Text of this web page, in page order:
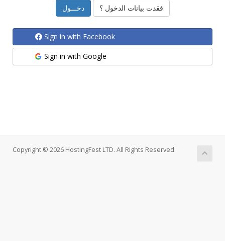
فقدت بيانات الدخول ؟
Sign in with Facebook
Sign in with Google
Copyright © 2026 HostingFest LTD. All Rights Reserved.